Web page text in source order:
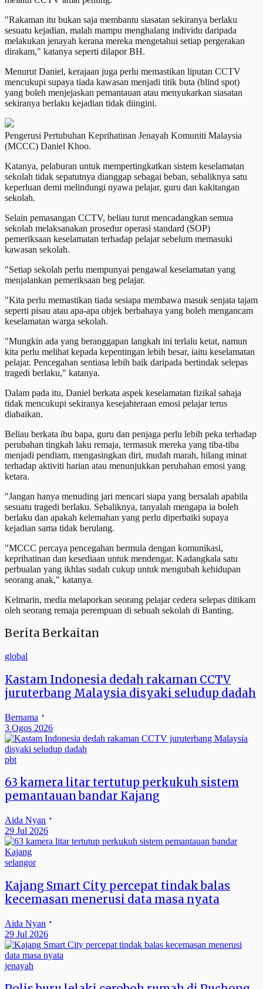
"Rakaman itu bukan saja membantu siasatan sekiranya berlaku
sesuatu kejadian, malah mampu menghalang individu daripada
melakukan jenayah kerana mereka mengetahui setiap pergerakan
dirakam," katanya seperti dilapor BH.
Menurut Daniel, kerajaan juga perlu memastikan liputan CCTV
mencukupi supaya tiada kawasan menjadi titik buta (blind spot)
yang boleh menjejaskan pemantauan atau menyukarkan siasatan
sekiranya berlaku kejadian tidak diingini.
Pengerusi Pertubuhan Keprihatinan Jenayah Komuniti Malaysia
(MCCC) Daniel Khoo.
Katanya, pelaburan untuk mempertingkatkan sistem keselamatan
sekolah tidak sepatutnya dianggap sebagai beban, sebaliknya satu
keperluan demi melindungi nyawa pelajar, guru dan kakitangan
sekolah.
Selain pemasangan CCTV, beliau turut mencadangkan semua
sekolah melaksanakan prosedur operasi standard (SOP)
pemeriksaan keselamatan terhadap pelajar sebelum memasuki
kawasan sekolah.
"Setiap sekolah perlu mempunyai pengawal keselamatan yang
menjalankan pemeriksaan beg pelajar.
"Kita perlu memastikan tiada sesiapa membawa masuk senjata tajam
seperti pisau atau apa-apa objek berbahaya yang boleh mengancam
keselamatan warga sekolah.
"Mungkin ada yang beranggapan langkah ini terlalu ketat, namun
kita perlu melihat kepada kepentingan lebih besar, iaitu keselamatan
pelajar. Pencegahan sentiasa lebih baik daripada bertindak selepas
tragedi berlaku," katanya.
Dalam pada itu, Daniel berkata aspek keselamatan fizikal sahaja
tidak mencukupi sekiranya kesejahteraan emosi pelajar terus
diabaikan.
Beliau berkata ibu bapa, guru dan penjaga perlu lebih peka terhadap
perubahan tingkah laku remaja, termasuk mereka yang tiba-tiba
menjadi pendiam, mengasingkan diri, mudah marah, hilang minat
terhadap aktiviti harian atau menunjukkan perubahan emosi yang
ketara.
"Jangan hanya menuding jari mencari siapa yang bersalah apabila
sesuatu tragedi berlaku. Sebaliknya, tanyalah mengapa ia boleh
berlaku dan apakah kelemahan yang perlu diperbaiki supaya
kejadian sama tidak berulang.
"MCCC percaya pencegahan bermula dengan komunikasi,
keprihatinan dan kesediaan untuk mendengar. Kadangkala satu
perbualan yang ikhlas sudah cukup untuk mengubah kehidupan
seorang anak," katanya.
Kelmarin, media melaporkan seorang pelajar cedera selepas ditikam
oleh seorang remaja perempuan di sebuah sekolah di Banting.
Berita Berkaitan
global
Kastam Indonesia dedah rakaman CCTV
juruterbang Malaysia disyaki seludup dadah
Bernama
3 Ogos 2026
pbt
63 kamera litar tertutup perkukuh sistem
pemantauan bandar Kajang
Aida Nyan
29 Jul 2026
selangor
Kajang Smart City percepat tindak balas
kecemasan menerusi data masa nyata
Aida Nyan
29 Jul 2026
jenayah